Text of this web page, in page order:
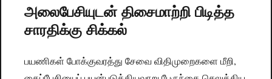
அலைபேசியுடன் திசைமாற்றி பிடித்த
சாரதிக்கு சிக்கல்
பயணிகள் போக்குவரத்து சேவை விதிமுறைகளை மீறி,